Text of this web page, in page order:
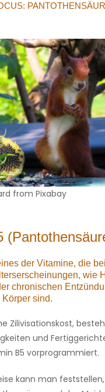
from Pixabay
der Vitamine, die
wie
chronischen
sind.
Zilivisationskost,
und
B5 vorprogrammiert.
kann man